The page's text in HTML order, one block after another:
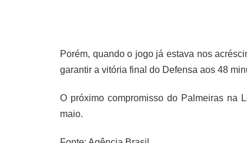
Porém, quando o jogo já estava nos
garantir a vitória final do Defensa aos 48
O próximo compromisso do Palmeiras na
maio.